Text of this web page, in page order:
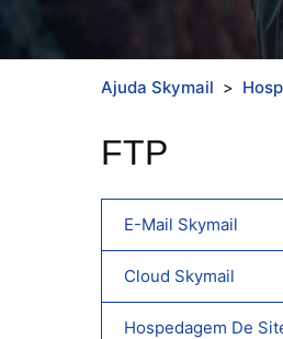
Ajuda Skymail
FTP
E-Mail Skymail
Cloud Skymail
Hospedagem De